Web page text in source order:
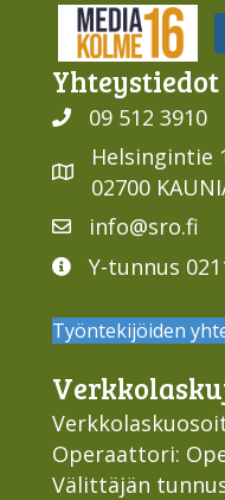
Media316
Yhteys­tiedot
09 512 3910
Helsingintie
02700
info@sro.fi
Y-tunnus
Työntekijöiden
Operaattori:
Välittäjän